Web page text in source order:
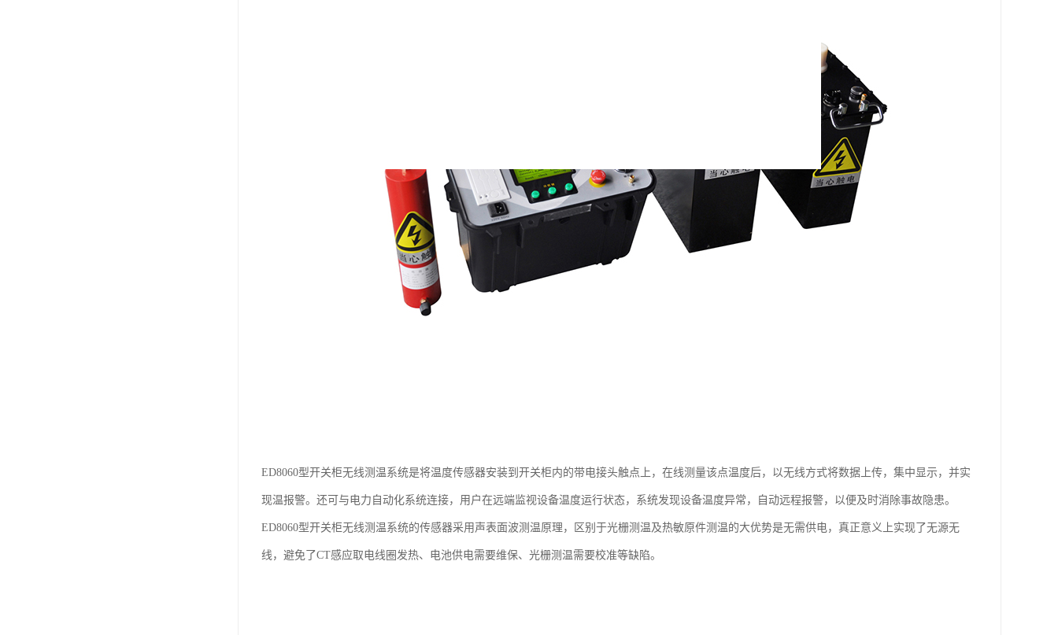
ED8060型开关柜无线测温系统是将温度传感器安装到开关柜内的带电接头触点上，在线测量该点温度后，以无线方式将数据上传，集中显示，并实
现温报警。还可与电力自动化系统连接，用户在远端监视设备温度运行状态，系统发现设备温度异常，自动远程报警，以便及时消除事故隐患。
ED8060型开关柜无线测温系统的传感器采用声表面波测温原理，区别于光栅测温及热敏原件测温的大优势是无需供电，真正意义上实现了无源无
线，避免了CT感应取电线圈发热、电池供电需要维保、光栅测温需要校准等缺陷。